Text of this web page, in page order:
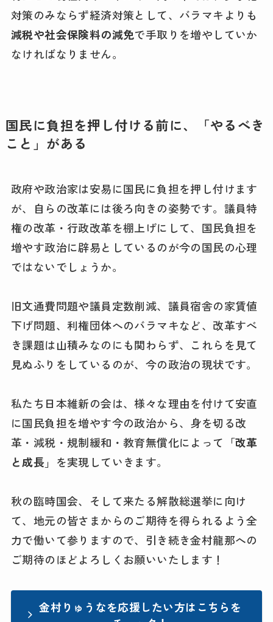
対策のみならず経済対策として、バラマキよりも
減税や社会保険料の減免で手取りを増やしていか
なければなりません。
国民に負担を押し付ける前に、「やるべき
こと」がある
政府や政治家は安易に国民に負担を押し付けます
が、自らの改革には後ろ向きの姿勢です。議員特
権の改革・行政改革を棚上げにして、国民負担を
増やす政治に辟易としているのが今の国民の心理
ではないでしょうか。
旧文通費問題や議員定数削減、議員宿舎の家賃値
下げ問題、利権団体へのバラマキなど、改革すべ
き課題は山積みなのにも関わらず、これらを見て
見ぬふりをしているのが、今の政治の現状です。
私たち日本維新の会は、様々な理由を付けて安直
に国民負担を増やす今の政治から、身を切る改
革・減税・規制緩和・教育無償化によって「改革
と成長 」を実現していきます。
秋の臨時国会、そして来たる解散総選挙に向け
て、地元の皆さまからのご期待を得られるよう全
力で働いて参りますので、引き続き金村龍那への
ご期待のほどよろしくお願いいたします！
金村りゅうなを応援したい方はこちらを